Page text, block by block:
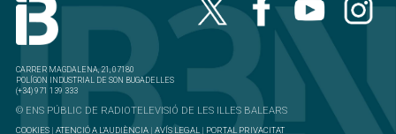
CARRER MAGDALENA, 21, 07180
POLÍGON INDUSTRIAL DE SON BUGADELLES
(+34) 971 139 333
© ENS PÚBLIC DE RADIOTELEVISIÓ DE LES ILLES BALEARS
COOKIES |ATENCIÓ A L'AUDIÈNCIA |AVÍS LEGAL | PORTAL PRIVACITAT